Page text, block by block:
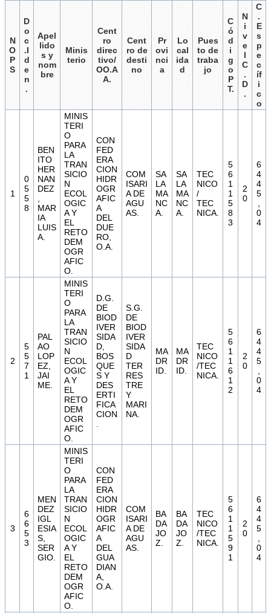
N
O
P
S
D
o
c
.I
d
e
n
.
Apel
lido
s y
nom
bre
Minis
terio
Cent
ro
direc
tivo/
OO.A
A.
Cent
ro de
desti
no
Pr
ovi
nci
a
Lo
cal
ida
d
Pues
to de
traba
jo
C
ó
d
i
g
o
P
T.
N
i
v
e
l
C
.
D
.
C
.
E
s
p
e
c
íf
i
c
o
1
0
5
5
8
BEN
ITO
HER
NAN
DEZ
MAR
IA
LUIS
A.
MINIS
TERI
O
PARA
LA
TRAN
SICIO
N
ECOL
OGIC
A Y
EL
RETO
DEM
OGR
AFIC
O.
CON
FED
ERA
CION
HIDR
OGR
AFIC
A
DEL
DUE
RO,
O.A.
COM
ISARI
A DE
AGU
AS.
SA
LA
MA
NC
A.
SA
LA
MA
NC
A.
TEC
NICO
/
TEC
NICA.
5
6
1
1
5
8
3
2
0
6
4
4
5
0
4
2
5
5
7
1
PAL
AO
LOP
EZ,
JAI
ME.
MINIS
TERI
O
PARA
LA
TRAN
SICIO
N
ECOL
OGIC
A Y
EL
RETO
DEM
OGR
AFIC
O.
D.G.
DE
BIOD
IVER
SIDA
D,
BOS
QUE
S Y
DES
ERTI
FICA
CION
S.G.
DE
BIOD
IVER
SIDA
D
TER
RES
TRE
Y
MARI
NA.
MA
DR
ID.
MA
DR
ID.
TEC
NICO
/TEC
NICA.
5
6
1
1
6
1
2
2
0
6
4
4
5
0
4
3
6
6
5
3
MEN
DEZ
IGL
ESIA
S,
SER
GIO.
MINIS
TERI
O
PARA
LA
TRAN
SICIO
N
ECOL
OGIC
A Y
EL
RETO
DEM
OGR
AFIC
O.
CON
FED
ERA
CION
HIDR
OGR
AFIC
A
DEL
GUA
DIAN
A,
O.A.
COM
ISARI
A DE
AGU
AS.
BA
DA
JO
Z.
BA
DA
JO
Z.
TEC
NICO
/TEC
NICA.
5
6
1
1
5
9
1
2
0
6
4
4
5
0
4